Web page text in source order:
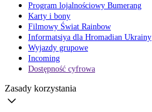
Program lojalnościowy Bumerang
Karty i bony
Filmowy Świat Rainbow
Informatsiya dla Hromadian Ukrainy
Wyjazdy grupowe
Incoming
Dostępność cyfrowa
Zasady korzystania